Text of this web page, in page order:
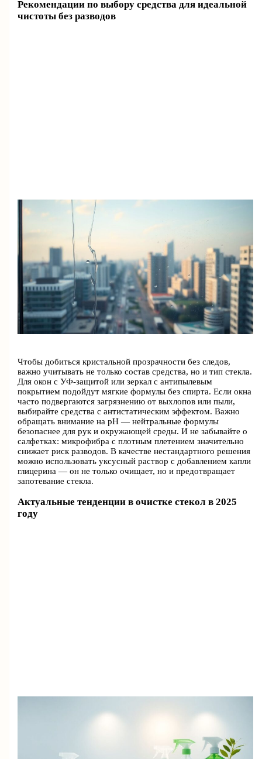
Рекомендации по выбору средства для идеальной
чистоты без разводов
Чтобы добиться кристальной прозрачности без следов,
важно учитывать не только состав средства, но и тип стекла.
Для окон с УФ-защитой или зеркал с антипылевым
покрытием подойдут мягкие формулы без спирта. Если окна
часто подвергаются загрязнению от выхлопов или пыли,
выбирайте средства с антистатическим эффектом. Важно
обращать внимание на pH — нейтральные формулы
безопаснее для рук и окружающей среды. И не забывайте о
салфетках: микрофибра с плотным плетением значительно
снижает риск разводов. В качестве нестандартного решения
можно использовать уксусный раствор с добавлением капли
глицерина — он не только очищает, но и предотвращает
запотевание стекла.
Актуальные тенденции в очистке стекол в 2025
году